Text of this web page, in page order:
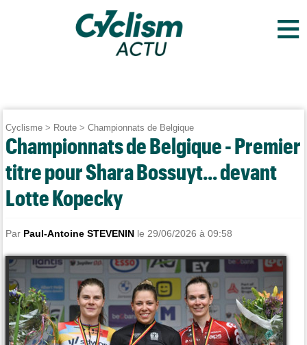
≡
Cyclisme > Route >Championnats de Belgique
Championnats de Belgique - Premier
titre pour Shara Bossuyt... devant
Lotte Kopecky
Par Paul-Antoine STEVENIN le 29/06/2026 à 09:58